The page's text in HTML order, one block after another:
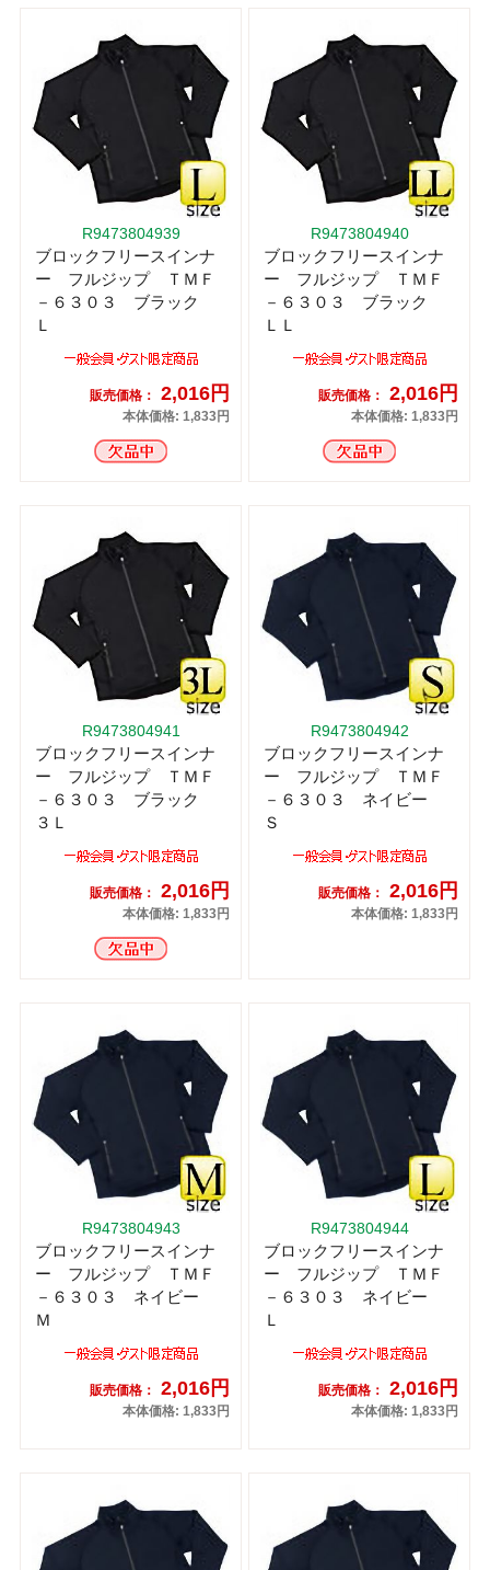
R9473804939
ブロックフリースインナ
ー フルジップ ＴＭＦ
－６３０３ ブラック
Ｌ
販売価格： 2,016円
本体価格: 1,833円
R9473804940
ブロックフリースインナ
ー フルジップ ＴＭＦ
－６３０３ ブラック
ＬＬ
販売価格： 2,016円
本体価格: 1,833円
R9473804941
ブロックフリースインナ
ー フルジップ ＴＭＦ
－６３０３ ブラック
３Ｌ
販売価格： 2,016円
本体価格: 1,833円
R9473804942
ブロックフリースインナ
ー フルジップ ＴＭＦ
－６３０３ ネイビー
Ｓ
販売価格： 2,016円
本体価格: 1,833円
R9473804943
ブロックフリースインナ
ー フルジップ ＴＭＦ
－６３０３ ネイビー
Ｍ
販売価格： 2,016円
本体価格: 1,833円
R9473804944
ブロックフリースインナ
ー フルジップ ＴＭＦ
－６３０３ ネイビー
Ｌ
販売価格： 2,016円
本体価格: 1,833円